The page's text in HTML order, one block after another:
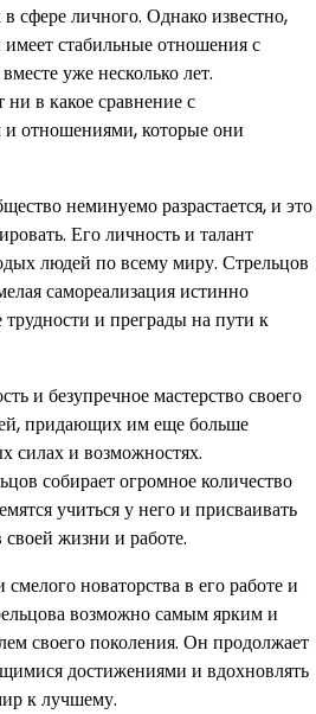
сфере личного. Однако известно,
стабильные отношения с
уже несколько лет.
в какое сравнение с
отношениями, которые они
неминуемо разрастается, и это
Его личность и талант
людей по всему миру. Стрельцов
самореализация истинно
и преграды на пути к
и безупречное мастерство своего
придающих им еще больше
силах и возможностях.
собирает огромное количество
учиться у него и присваивать
своей жизни и работе.
новаторства в его работе и
возможно самым ярким и
своего поколения. Он продолжает
достижениями и вдохновлять
к лучшему.